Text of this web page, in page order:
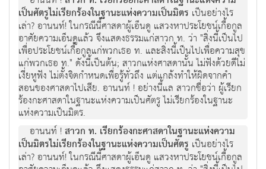
เป็นศัตรูไม่เรียกร้องในฐานะแห่งความเป็นมิตร เป็นอย่างไร
เล่า? อานนท์! ในกรณีนี้ศาสดาผู้เอ็นดู แสวงหาประโยชน์เกื้อกูล
อาศัยความเอ็นดูแล้ว จึงแสดงธรรมแก่สาวก ท. ว่า "สิ่งนี้เป็นไป
เพื่อประโยชน์เกื้อกูลแก่พวกเธอ ท. และสิ่งนี้เป็นไปเพื่อความสุข
แก่พวกเธอ ท." ดังนี้เป็นต้น; สาวกแห่งศาสดานั้น ไม่ฟังด้วยดีไม่
เงี่ยหูฟัง ไม่ตั้งจิตกำหนดเพื่อรู้ทั่วถึง แต่แกล้งทำให้ผิดจากคำ
สอนของศาสดาไปเสีย. อานนท์ ! อย่างนี้แล สาวกชื่อว่า ผู้เรียก
ร้องกะศาสดาในฐานะแห่งความเป็นศัตรู ไม่เรียกร้องในฐานะ
แห่งความเป็นมิตร.
อานนท์ !สาวก ท. เรียกร้องกะศาสดาในฐานะแห่งความ
เป็นมิตรไม่เรียกร้องในฐานะแห่งความเป็นศัตรู เป็นอย่างไร
เล่า? อานนท์! ในกรณีนี้ศาสดาผู้เอ็นดู แสวงหาประโยชน์เกื้อกูล